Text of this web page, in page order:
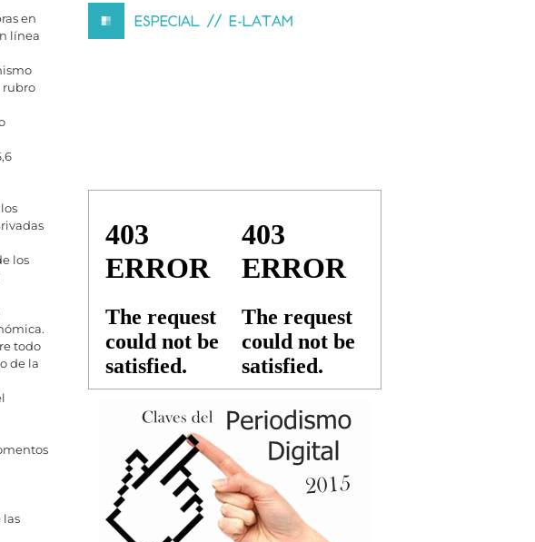
en
línea
rubro
los
todo
de la
las